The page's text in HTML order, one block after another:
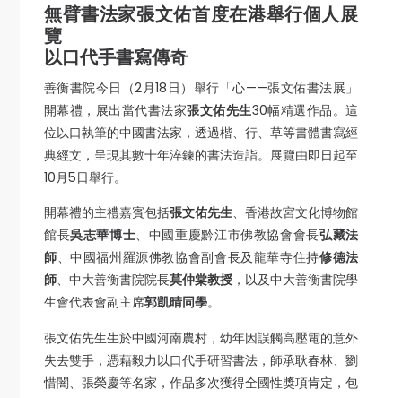
無臂書法家張文佑首度在港舉行個人展
覽
以口代手書寫傳奇
善衡書院今日（2月18日）舉行「心——張文佑書法展」
開幕禮，展出當代書法家張文佑先生30幅精選作品。這
位以口執筆的中國書法家，透過楷、行、草等書體書寫經
典經文，呈現其數十年淬鍊的書法造詣。展覽由即日起至
10月5日舉行。
開幕禮的主禮嘉賓包括張文佑先生、香港故宮文化博物館
館長吳志華博士、中國重慶黔江市佛教協會會長弘藏法
師、中國福州羅源佛教協會副會長及龍華寺住持修德法
師、中大善衡書院院長莫仲棠教授 ，以及中大善衡書院學
生會代表會副主席郭凱晴同學。
張文佑先生生於中國河南農村，幼年因誤觸高壓電的意外
失去雙手，憑藉毅力以口代手研習書法，師承耿春林、劉
惜闇、張榮慶等名家，作品多次獲得全國性獎項肯定，包